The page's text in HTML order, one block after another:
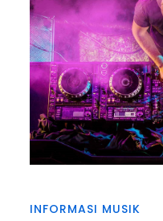
INFORMASI MUSIK